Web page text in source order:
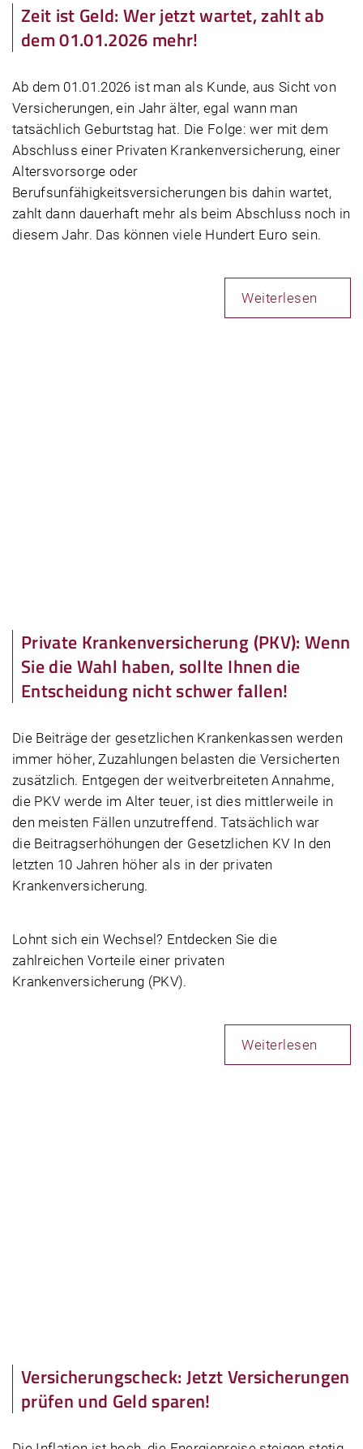
Zeit ist Geld: Wer jetzt wartet, zahlt ab
dem 01.01.2026 mehr!
Ab dem 01.01.2026 ist man als Kunde, aus Sicht von
Versicherungen, ein Jahr älter, egal wann man
tatsächlich Geburtstag hat. Die Folge: wer mit dem
Abschluss einer Privaten Krankenversicherung, einer
Altersvorsorge oder
Berufsunfähigkeitsversicherungen bis dahin wartet,
zahlt dann dauerhaft mehr als beim Abschluss noch in
diesem Jahr. Das können viele Hundert Euro sein.
Weiterlesen
Private Krankenversicherung (PKV): Wenn
Sie die Wahl haben, sollte Ihnen die
Entscheidung nicht schwer fallen!
Die Beiträge der gesetzlichen Krankenkassen werden
immer höher, Zuzahlungen belasten die Versicherten
zusätzlich. Entgegen der weitverbreiteten Annahme,
die PKV werde im Alter teuer, ist dies mittlerweile in
den meisten Fällen unzutreffend. Tatsächlich war
die Beitragserhöhungen der Gesetzlichen KV In den
letzten 10 Jahren höher als in der privaten
Krankenversicherung.
Lohnt sich ein Wechsel? Entdecken Sie die
zahlreichen Vorteile einer privaten
Krankenversicherung (PKV).
Weiterlesen
Versicherungscheck: Jetzt Versicherungen
prüfen und Geld sparen!